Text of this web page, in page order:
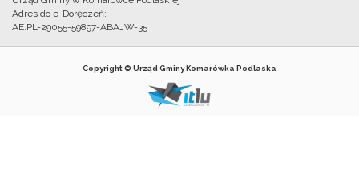
Adres do e-Doręczeń:
AE:PL-29055-59897-ABAJW-35
Copyright © Urząd Gminy Komarówka Podlaska